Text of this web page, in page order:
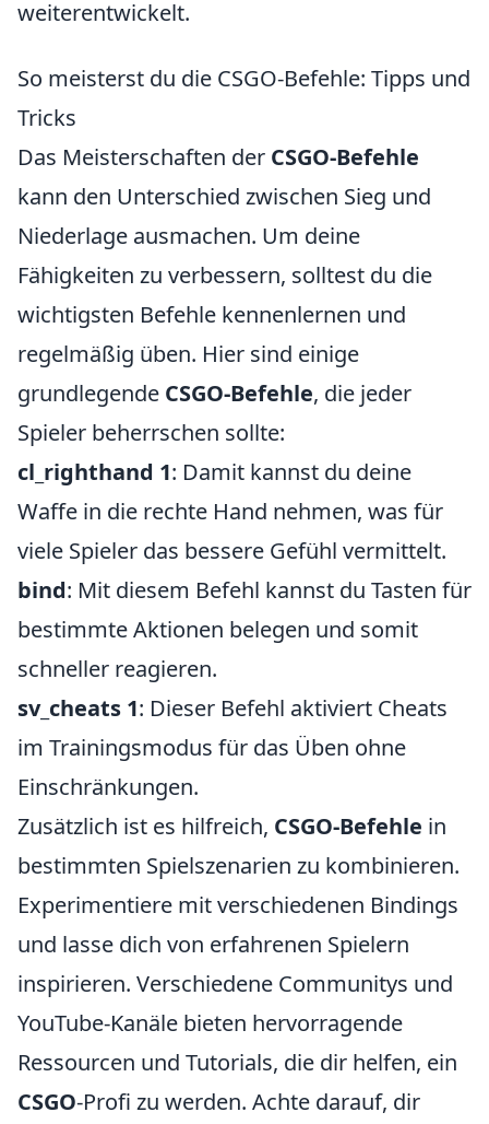
weiterentwickelt.
So meisterst du die CSGO-Befehle: Tipps und
Tricks
Das Meisterschaften der CSGO-Befehle
kann den Unterschied zwischen Sieg und
Niederlage ausmachen. Um deine
Fähigkeiten zu verbessern, solltest du die
wichtigsten Befehle kennenlernen und
regelmäßig üben. Hier sind einige
grundlegende CSGO-Befehle, die jeder
Spieler beherrschen sollte:
cl_righthand 1: Damit kannst du deine
Waffe in die rechte Hand nehmen, was für
viele Spieler das bessere Gefühl vermittelt.
bind: Mit diesem Befehl kannst du Tasten für
bestimmte Aktionen belegen und somit
schneller reagieren.
sv_cheats 1: Dieser Befehl aktiviert Cheats
im Trainingsmodus für das Üben ohne
Einschränkungen.
Zusätzlich ist es hilfreich, CSGO-Befehle in
bestimmten Spielszenarien zu kombinieren.
Experimentiere mit verschiedenen Bindings
und lasse dich von erfahrenen Spielern
inspirieren. Verschiedene Communitys und
YouTube-Kanäle bieten hervorragende
Ressourcen und Tutorials, die dir helfen, ein
CSGO-Profi zu werden. Achte darauf, dir